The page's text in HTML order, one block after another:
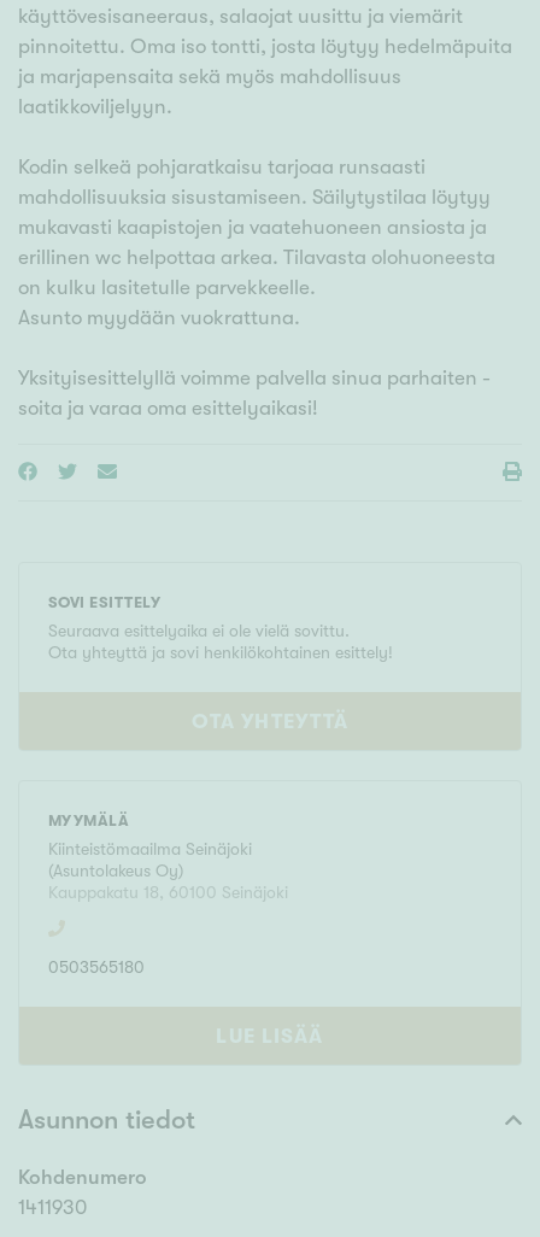
käyttövesisaneeraus, salaojat uusittu ja viemärit
pinnoitettu. Oma iso tontti, josta löytyy hedelmäpuita
ja marjapensaita sekä myös mahdollisuus
laatikkoviljelyyn.
Kodin selkeä pohjaratkaisu tarjoaa runsaasti
mahdollisuuksia sisustamiseen. Säilytystilaa löytyy
mukavasti kaapistojen ja vaatehuoneen ansiosta ja
erillinen wc helpottaa arkea. Tilavasta olohuoneesta
on kulku lasitetulle parvekkeelle.
Asunto myydään vuokrattuna.
Yksityisesittelyllä voimme palvella sinua parhaiten -
soita ja varaa oma esittelyaikasi!
SOVI ESITTELY
Seuraava esittelyaika ei ole vielä sovittu.
Ota yhteyttä ja sovi henkilökohtainen esittely!
OTA YHTEYTTÄ
MYYMÄLÄ
Kiinteistömaailma Seinäjoki
(Asuntolakeus Oy)
Kauppakatu 18, 60100 Seinäjoki
0503565180
LUE LISÄÄ
Asunnon tiedot
Kohdenumero
1411930